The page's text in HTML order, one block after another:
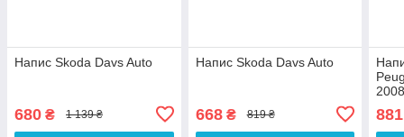
Напис Skoda Davs Auto
680 ₴ 1 139 ₴
Напис Skoda Davs Auto
668₴ 819 ₴ 881